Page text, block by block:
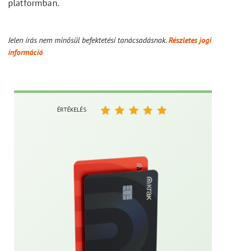
platformban.
Jelen írás nem minősül befektetési tanácsadásnak.Részletes jogi
információ
ÉRTÉKELÉS